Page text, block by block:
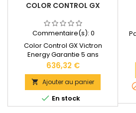
COLOR CONTROL GX
Commentaire(s): 0
Color Control GX Victron
Energy Garantie 5 ans
Référence produit Victron :
BPP010300100R Dimensions : 130
x 120 x 40 mm Documentation
technique disponible dans les
"DOCUMENTS JOINTS".
Prix
636,32 €
 Ajouter au panier
 En stock